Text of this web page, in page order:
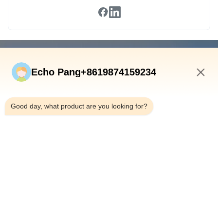
집
우리 에 관한 것
공장 투어
Echo Pang+8619874159234
Good day, what product are you looking for?